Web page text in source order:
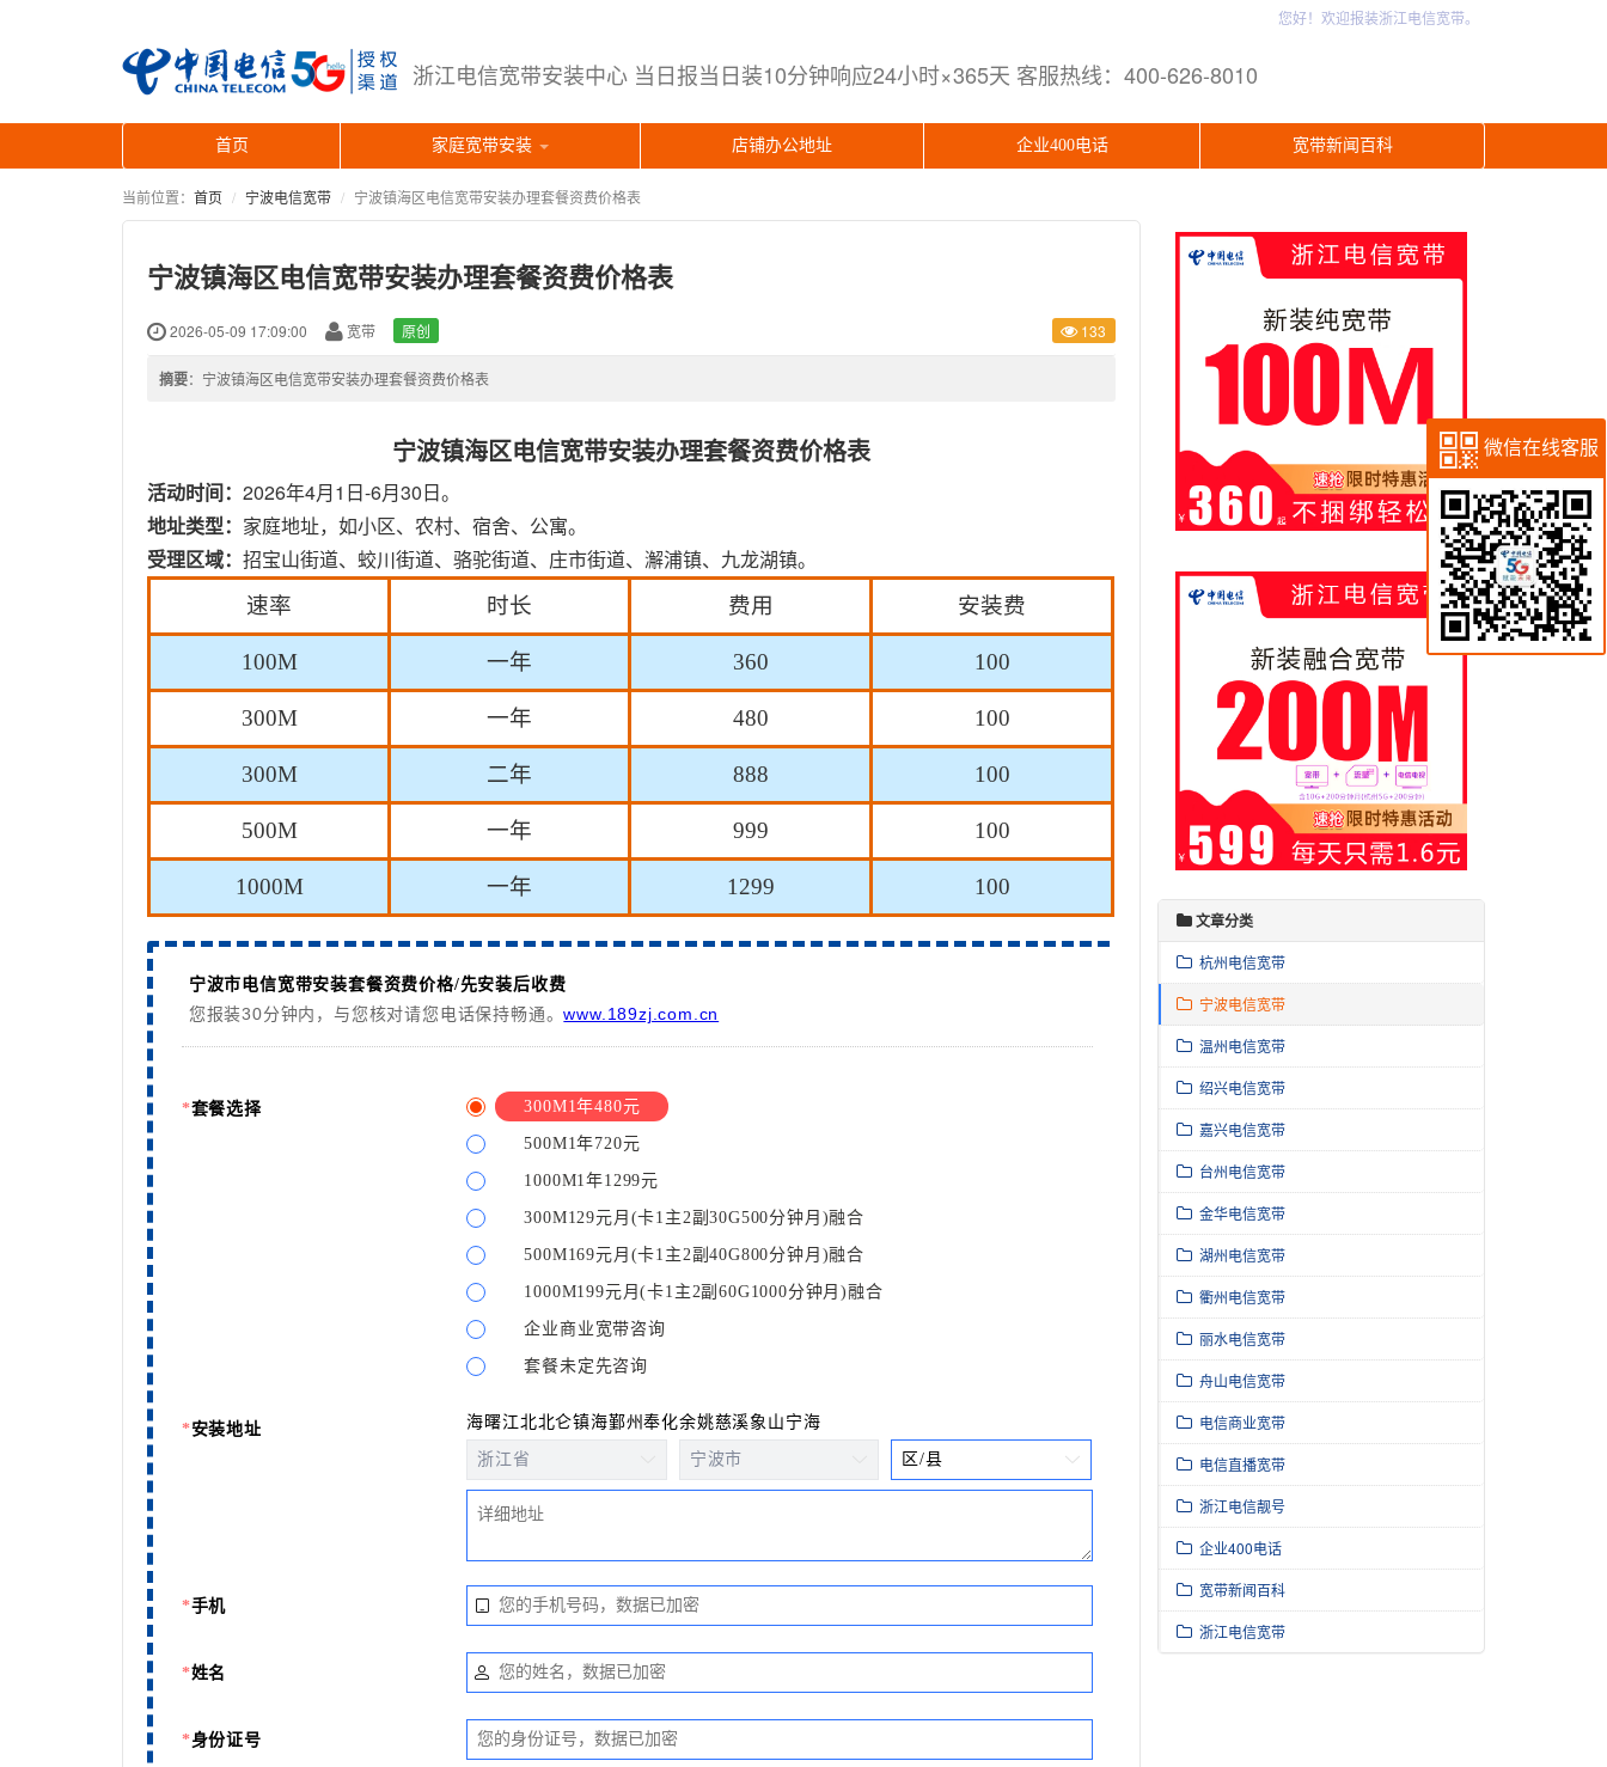
微信在线客服
您好！欢迎报装浙江电信宽带。
浙江电信宽带安装中心 当日报当日装10分钟响应24小时×365天 客服热线：400-626-8010
首页 家庭宽带安装 店铺办公地址 企业400电话 宽带新闻百科
当前位置： 首页 宁波电信宽带 宁波镇海区电信宽带安装办理套餐资费价格表
宁波镇海区电信宽带安装办理套餐资费价格表
2026-05-09 17:09:00 宽带 原创 133
摘要：宁波镇海区电信宽带安装办理套餐资费价格表
宁波镇海区电信宽带安装办理套餐资费价格表
活动时间： 2026年4月1日-6月30日。
地址类型： 家庭地址，如小区、农村、宿舍、公寓。
受理区域： 招宝山街道、蛟川街道、骆驼街道、庄市街道、澥浦镇、九龙湖镇。
速率 时长 费用 安装费
100M 一年 360 100
300M 一年 480 100
300M 二年 888 100
500M 一年 999 100
1000M 一年 1299 100
文章分类
杭州电信宽带
宁波电信宽带
温州电信宽带
绍兴电信宽带
嘉兴电信宽带
台州电信宽带
金华电信宽带
湖州电信宽带
衢州电信宽带
丽水电信宽带
舟山电信宽带
电信商业宽带
电信直播宽带
浙江电信靓号
企业400电话
宽带新闻百科
浙江电信宽带